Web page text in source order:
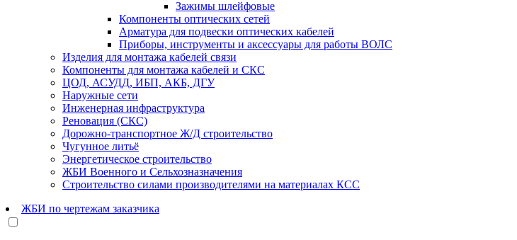
Зажимы шлейфовые
Компоненты оптических сетей
Арматура для подвески оптических кабелей
Приборы, инструменты и аксессуары для работы ВОЛС
Изделия для монтажа кабелей связи
Компоненты для монтажа кабелей и СКС
ЦОД, АСУДД, ИБП, АКБ, ДГУ
Наружные сети
Инженерная инфраструктура
Реновация (СКС)
Дорожно-транспортное Ж/Д строительство
Чугунное литьё
Энергетическое строительство
ЖБИ Военного и Сельхозназначения
Строительство силами производителями на материалах КСС
ЖБИ по чертежам заказчика